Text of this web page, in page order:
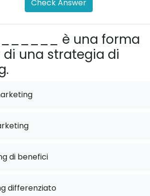
Check Answer
è una forma
una strategia di
di benefici
differenziato